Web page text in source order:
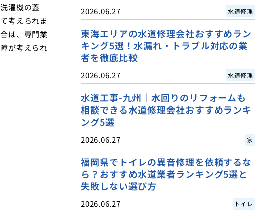
濯機の蓋
考えられま
は、専門業
が考えられ
2026.06.27 水道修理
東海エリアの水道修理会社おすすめラン
キング5選！水漏れ・トラブル対応の業
者を徹底比較
2026.06.27 水道修理
水道工事-九州｜水回りのリフォームも
相談できる水道修理会社おすすめランキ
ング5選
2026.06.27 家
福岡県でトイレの異音修理を依頼するな
ら？おすすめ水道業者ランキング5選と
失敗しない選び方
2026.06.27 トイレ